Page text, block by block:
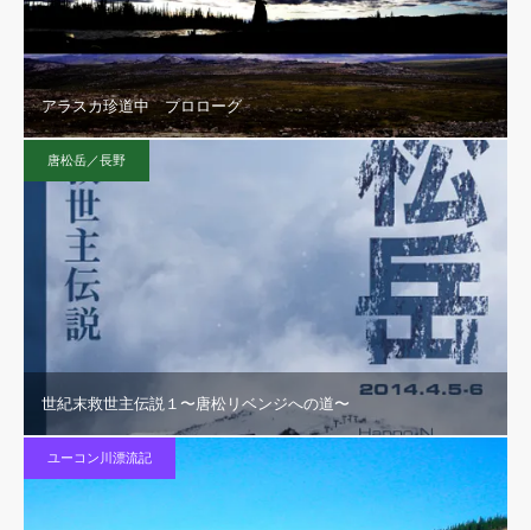
アラスカ珍道中 プロローグ
唐松岳／長野
世紀末救世主伝説１〜唐松リベンジへの道〜
ユーコン川漂流記